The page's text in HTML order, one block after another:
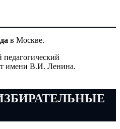
в Москве.
имени В.И. Ленина.